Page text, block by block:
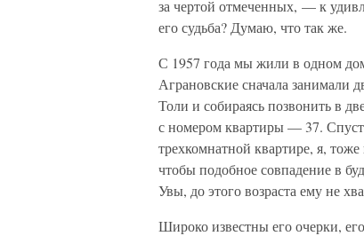
за чертой отмеченных, — к
его судьба? Думаю, что так же.
С 1957 года мы жили в одном
Аграновские сначала занимали
Толи и собираясь позвонить в
с номером квартиры — 37.
трехкомнатной квартире, я,
чтобы подобное совпадение в
Увы, до этого возраста ему не
Широко известны его очерки,